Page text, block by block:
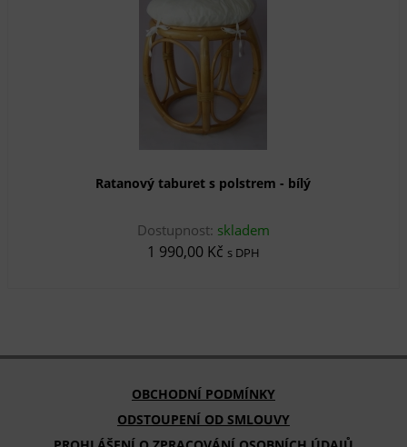
Ratanový taburet s polstrem - bílý
Dostupnost: skladem
1 990,00 Kč s DPH
OBCHODNÍ PODMÍNKY
ODSTOUPENÍ OD SMLOUVY